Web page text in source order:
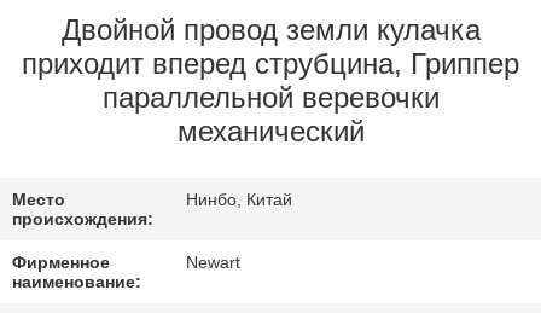
ФАБРИКА
КАЧЕСТВО
УПРАВЛЕНИЯ
СВЯЗАТЬСЯ
С
НАМИ
Двойной провод земли кулачка
приходит вперед струбцина, Гриппер
параллельной веревочки
механический
Место
происхождения:
Нинбо, Китай
Фирменное
наименование:
Newart